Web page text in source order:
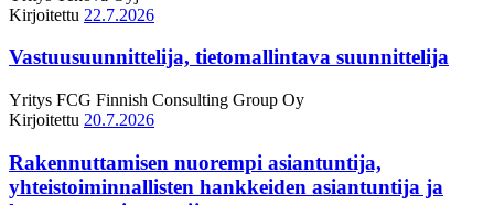
Kirjoitettu 22.7.2026
Vastuusuunnittelija, tietomallintava suunnittelija
Yritys FCG Finnish Consulting Group Oy
Kirjoitettu 20.7.2026
Rakennuttamisen nuorempi asiantuntija,
yhteistoiminnallisten hankkeiden asiantuntija ja